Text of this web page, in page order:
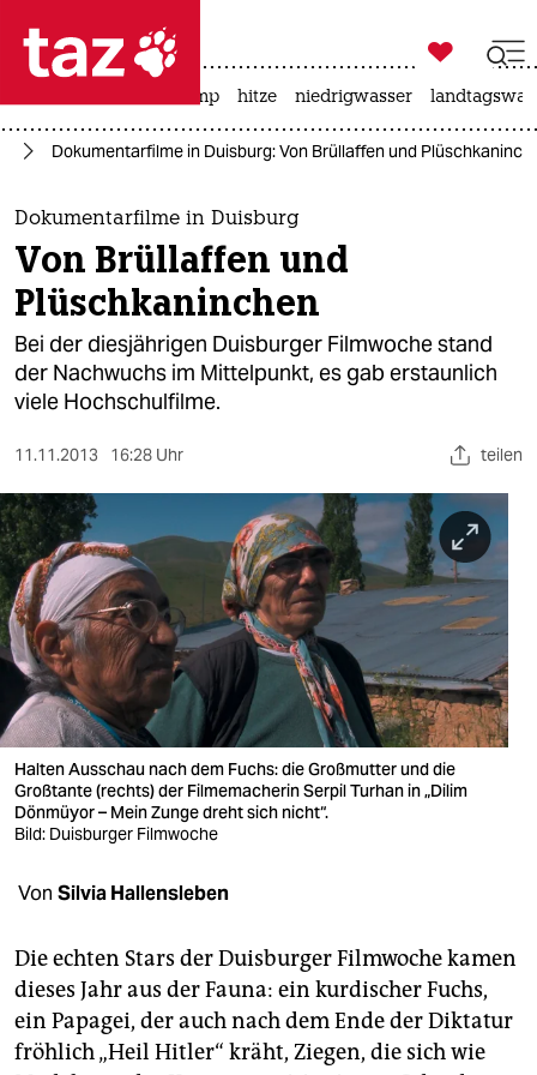
 taz zahl ich
taz zahl ich
themen
politik
öko
gesellschaft
sport
berlin
nord
wahrheit
verlag
verlag
veranstaltungen
shop
fragen & hilfe
abo
genossenschaft

taz zahl ich
usa unter trump hitze niedrigwasser
Dokumentarfilme in Duisburg: Von Brüllaffen und
Dokumentarfilme in Duisburg
Von Brüllaffen und
Plüschkaninchen
Bei der diesjährigen Duisburger Filmwoche stand
der Nachwuchs im Mittelpunkt, es gab erstaunlich
viele Hochschulfilme.
11.11.2013 16:28 Uhr teilen
Halten Ausschau nach dem Fuchs: die Großmutter und die
Großtante (rechts) der Filmemacherin Serpil Turhan in „Dilim
Dönmüyor – Mein Zunge dreht sich nicht“.
Bild: Duisburger Filmwoche
Von Silvia Hallensleben
Die echten Stars der Duisburger Filmwoche kamen
dieses Jahr aus der Fauna: ein kurdischer Fuchs,
ein Papagei, der auch nach dem Ende der Diktatur
fröhlich „Heil Hitler“ kräht, Ziegen, die sich wie